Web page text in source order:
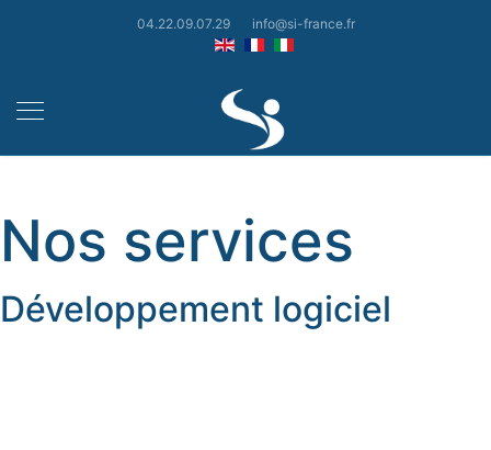
04.22.09.07.29 info@si-france.fr
Nos services
Développement logiciel